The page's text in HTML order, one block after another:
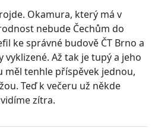
Okamura, který má v
nebude Čechům do
ke správné budově ČT Brno a
Až tak je tupý a jeho
měl tenhle příspěvek jednou,
Teď k večeru už někde
zítra.